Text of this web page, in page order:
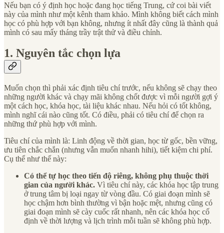
Nếu bạn có ý định học hoặc đang học tiếng Trung, cứ coi bài viết
này của mình như một kênh tham khảo. Mình không biết cách mình
học có phù hợp với bạn không, nhưng ít nhất đây cũng là thành quả
mình có sau mấy tháng trầy trật thử và điều chỉnh.
1. Nguyên tắc chọn lựa
Muốn chọn thì phải xác định tiêu chí trước, nếu không sẽ chạy theo
những người khác và chạy mãi không chốt được vì mỗi người gợi ý
một cách học, khóa học, tài liệu khác nhau. Nếu hỏi có tốt không,
mình nghĩ cái nào cũng tốt. Có điều, phải có tiêu chí để chọn ra
những thứ phù hợp với mình.
Tiêu chí của mình là: Linh động về thời gian, học từ gốc, bền vững,
ưu tiên chắc chắn (nhưng vẫn muốn nhanh hihi), tiết kiệm chi phí.
Cụ thể như thế này:
Có thể tự học theo tiến độ riêng, không phụ thuộc thời
gian của người khác. Vì tiêu chí này, các khóa học tập trung
ở trung tâm bị loại ngay từ vòng đầu. Có giai đoạn mình sẽ
học chậm hơn bình thường vì bận hoặc mệt, nhưng cũng có
giai đoạn mình sẽ cày cuốc rất nhanh, nên các khóa học cố
định về thời lượng và lịch trình mỗi tuần sẽ không phù hợp.